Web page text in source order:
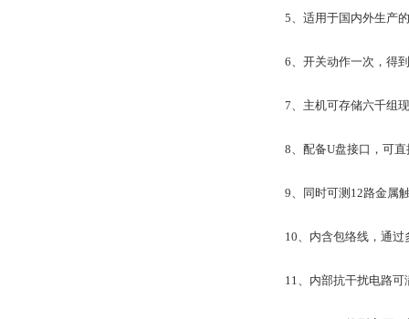
5、适用于国内外生产
6、开关动作一次，得
7、主机可存储六千组
8、配备U盘接口，可直
9、同时可测12路金属
10、内含包络线，通过
11、内部抗干扰电路可